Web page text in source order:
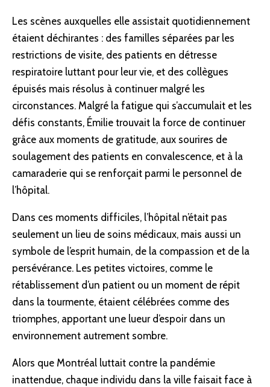
Les scènes auxquelles elle assistait quotidiennement
étaient déchirantes : des familles séparées par les
restrictions de visite, des patients en détresse
respiratoire luttant pour leur vie, et des collègues
épuisés mais résolus à continuer malgré les
circonstances. Malgré la fatigue qui s’accumulait et les
défis constants, Émilie trouvait la force de continuer
grâce aux moments de gratitude, aux sourires de
soulagement des patients en convalescence, et à la
camaraderie qui se renforçait parmi le personnel de
l’hôpital.
Dans ces moments difficiles, l’hôpital n’était pas
seulement un lieu de soins médicaux, mais aussi un
symbole de l’esprit humain, de la compassion et de la
persévérance. Les petites victoires, comme le
rétablissement d’un patient ou un moment de répit
dans la tourmente, étaient célébrées comme des
triomphes, apportant une lueur d’espoir dans un
environnement autrement sombre.
Alors que Montréal luttait contre la pandémie
inattendue, chaque individu dans la ville faisait face à